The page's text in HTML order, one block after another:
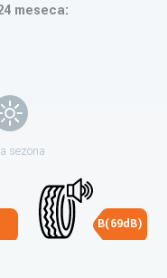
meseca:
sezona
B(69dB)